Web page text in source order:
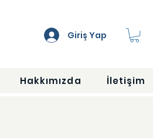
Giriş Yap
Hakkımızda İletişim